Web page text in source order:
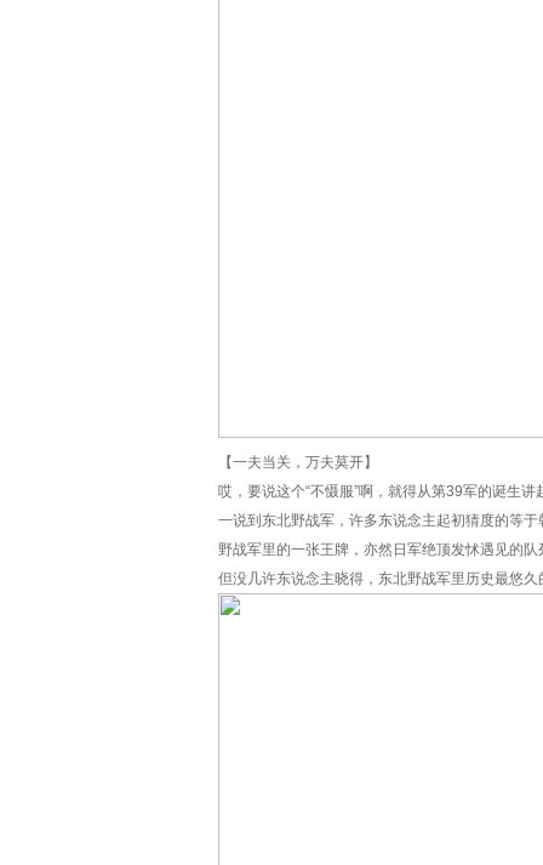
【一夫当关，万夫莫开】
哎，要说这个“不慑服”啊，就得从第39军的诞生
一说到东北野战军，许多东说念主起初猜度的等
野战军里的一张王牌，亦然日军绝顶发怵遇见的队
但没几许东说念主晓得，东北野战军里历史最悠